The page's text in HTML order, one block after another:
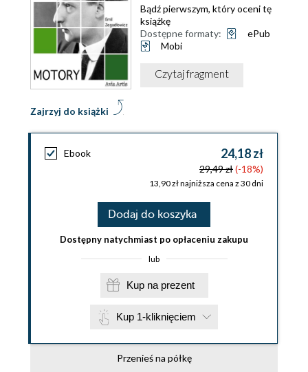
Zajrzyj do książki
Bądź pierwszym, który oceni tę
książkę
Dostępne formaty:
ePub
Mobi
Czytaj fragment
Ebook 24,18 zł
29,49 zł(-18%)
13,90 zł najniższa cena z 30 dni
Dodaj do koszyka
Dostępny natychmiast po opłaceniu zakupu
lub
Kup na prezent
Kup 1-kliknięciem
Przenieś na półkę